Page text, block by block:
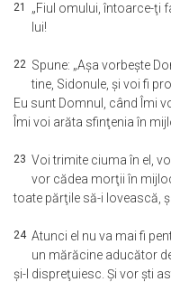
21 „Fiul omului, întoarce-ţi
lui!
22 Spune: „Aşa vorbeşte
tine, Sidonule, şi voi fi
Eu sunt Domnul, când Îmi
Îmi voi arăta sfinţenia în
23 Voi trimite ciuma în el,
vor cădea morţii în
toate părţile să-i lovească,
24 Atunci el nu va mai fi
un mărăcine aducător
şi-l dispreţuiesc. Şi vor şti